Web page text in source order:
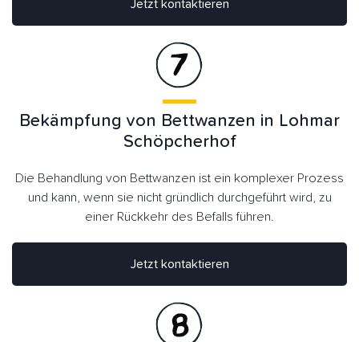
Jetzt kontaktieren
Bekämpfung von Bettwanzen in Lohmar
Schöpcherhof
Die Behandlung von Bettwanzen ist ein komplexer Prozess
und kann, wenn sie nicht gründlich durchgeführt wird, zu
einer Rückkehr des Befalls führen.
Jetzt kontaktieren